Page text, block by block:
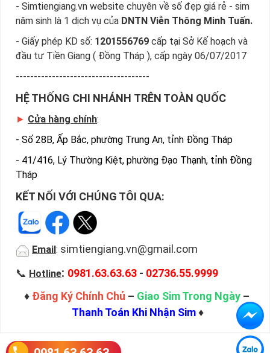
- Simtiengiang.vn website chuyên về số đẹp giá rẻ - sim
năm sinh là 1 dịch vụ của DNTN Viễn Thông Minh Tuấn.
- Giấy phép KD số: 1201556769 cấp tại Sở Kế hoạch và
đầu tư Tiền Giang ( Đồng Tháp ), cấp ngày 06/07/2017
-------------------------------------
HỆ THỐNG CHI NHÁNH TRÊN TOÀN QUỐC
► Cửa hàng chính:
- Số 28B, Ấp Bắc, phường Trung An, tỉnh Đồng Tháp
- 41/416, Lý Thường Kiệt, phường Đạo Thạnh, tỉnh Đồng
Tháp
KẾT NỐI VỚI CHÚNG TÔI QUA:
Email : simtiengiang.vn@gmail.com
📞 Hotline: 0981.63.63.63 - 02736.55.9999
♦ Đăng Ký Chính Chủ – Giao Sim Trong Ngày –
Thanh Toán Khi Nhận Sim♦